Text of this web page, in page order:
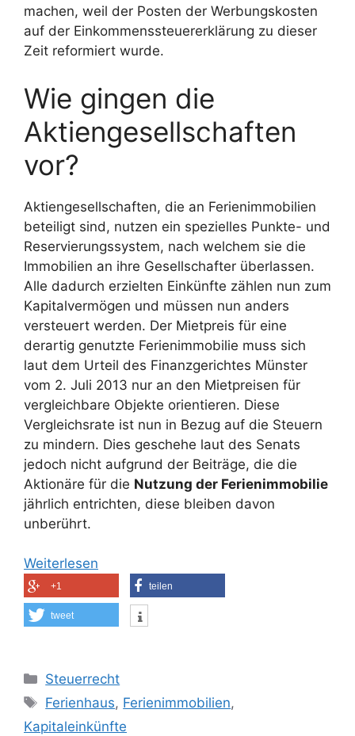
machen, weil der Posten der Werbungskosten
auf der Einkommenssteuererklärung zu dieser
Zeit reformiert wurde.
Wie gingen die
Aktiengesellschaften
vor?
Aktiengesellschaften, die an Ferienimmobilien
beteiligt sind, nutzen ein spezielles Punkte- und
Reservierungssystem, nach welchem sie die
Immobilien an ihre Gesellschafter überlassen.
Alle dadurch erzielten Einkünfte zählen nun zum
Kapitalvermögen und müssen nun anders
versteuert werden. Der Mietpreis für eine
derartig genutzte Ferienimmobilie muss sich
laut dem Urteil des Finanzgerichtes Münster
vom 2. Juli 2013 nur an den Mietpreisen für
vergleichbare Objekte orientieren. Diese
Vergleichsrate ist nun in Bezug auf die Steuern
zu mindern. Dies geschehe laut des Senats
jedoch nicht aufgrund der Beiträge, die die
Aktionäre für die Nutzung der Ferienimmobilie
jährlich entrichten, diese bleiben davon
unberührt.
Weiterlesen
+1 teilen
tweet
Kategorien
Steuerrecht
Schlagwörter
Ferienhaus, Ferienimmobilien,
Kapitaleinkünfte